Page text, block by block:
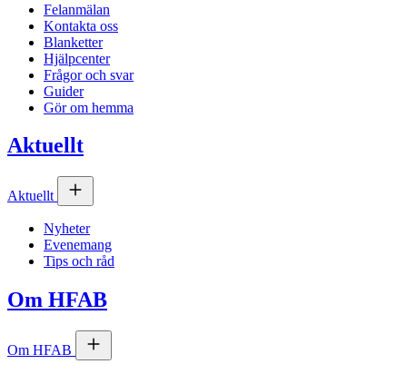
Felanmälan
Kontakta oss
Blanketter
Hjälpcenter
Frågor och svar
Guider
Gör om hemma
Aktuellt
Aktuellt
Nyheter
Evenemang
Tips och råd
Om HFAB
Om HFAB